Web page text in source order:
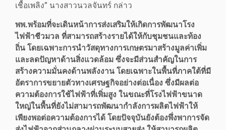
เชื้อเพลิง” นางสาวนวลจันทร์ กล่าว
พพ.พร้อมที่จะเดินหน้าการส่งเสริมให้เกิดการพัฒนาโรง
ไฟฟ้าชีวมวล ที่สามารถสร้างรายได้ให้กับชุมชนและท้อง
ถิ่น โดยเฉพาะการนำวัสดุทางการเกษตรมาสร้างมูลค่าเพิ่ม
และลดปัญหาด้านสิ่งแวดล้อม ซึ่งจะมีส่วนสำคัญในการ
สร้างความมั่นคงด้านพลังงาน โดยเฉพาะในพื้นที่ภาคใต้ที่มี
อัตราการขยายตัวทางเศรษฐกิจอย่างต่อเนื่อง ซึ่งมีผลต่อ
ความต้องการใช้ไฟฟ้าที่เพิ่มสูง ในขณะที่โรงไฟฟ้าขนาด
ใหญ่ในพื้นที่ยังไม่สามารถพัฒนากำลังการผลิตไฟฟ้าให้
เพียงพอต่อความต้องการได้ โดยปัจจุบันยังต้องพึ่งพาการจัด